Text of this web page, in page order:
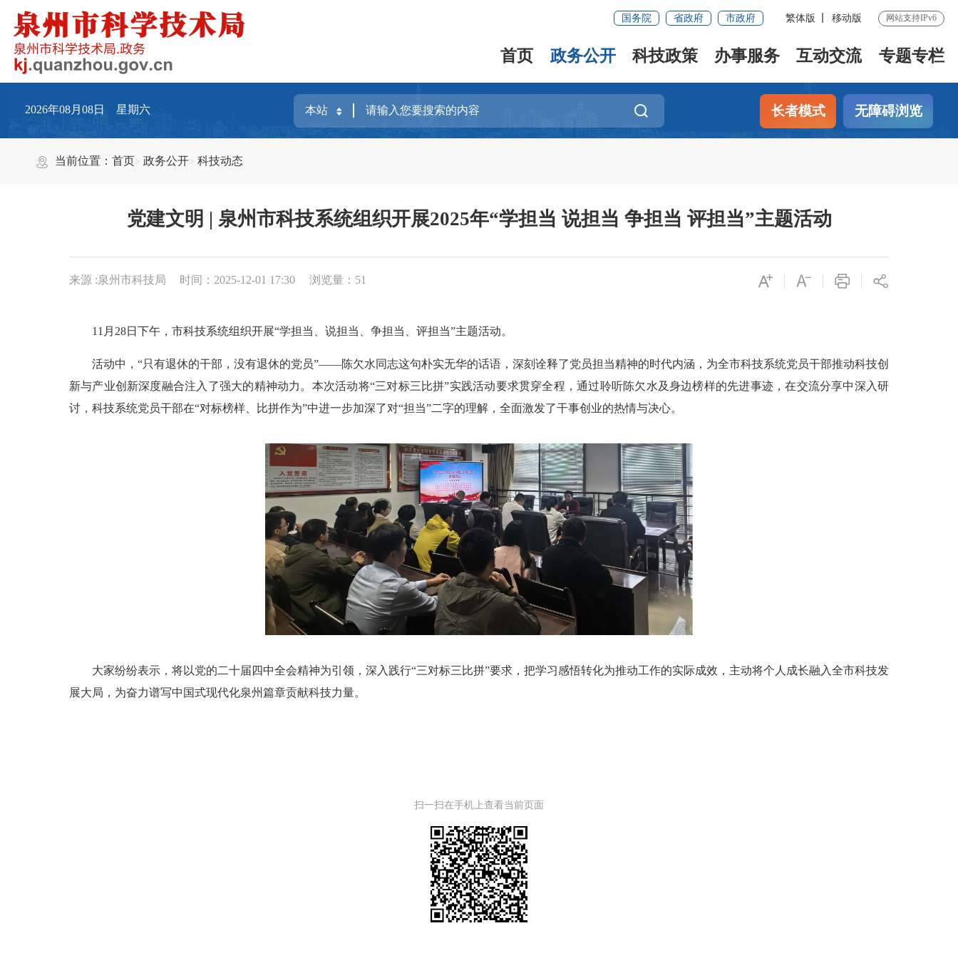
国务院 省政府 市政府 繁体版 移动版 网站支持IPv6
首页 政务公开 科技政策 办事服务 互动交流 专题专栏
2026年08月08日 星期六 长者模式 无障碍浏览
当前位置：首页 政务公开 科技动态
党建文明 | 泉州市科技系统组织开展2025年“学担当 说担当 争担当 评担当”主题活动
来源 :泉州市科技局 时间：2025-12-01 17:30 浏览量： 51
11月28日下午，市科技系统组织开展“学担当、说担当、争担当、评担当”主题活动。
活动中，“只有退休的干部，没有退休的党员”——陈欠水同志这句朴实无华的话语，深刻诠释了党员担当精神的时代内涵，为全市科技系统党员干部推动科技创
新与产业创新深度融合注入了强大的精神动力。本次活动将“三对标三比拼”实践活动要求贯穿全程，通过聆听陈欠水及身边榜样的先进事迹，在交流分享中深入研
讨，科技系统党员干部在“对标榜样、比拼作为”中进一步加深了对“担当”二字的理解，全面激发了干事创业的热情与决心。
大家纷纷表示，将以党的二十届四中全会精神为引领，深入践行“三对标三比拼”要求，把学习感悟转化为推动工作的实际成效，主动将个人成长融入全市科技发
展大局，为奋力谱写中国式现代化泉州篇章贡献科技力量。
扫一扫在手机上查看当前页面